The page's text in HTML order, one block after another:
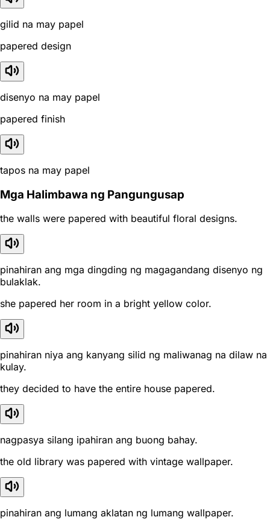
gilid na may papel
papered design
disenyo na may papel
papered finish
tapos na may papel
Mga Halimbawa ng Pangungusap
the walls were papered with beautiful floral designs.
pinahiran ang mga dingding ng magagandang disenyo ng
bulaklak.
she papered her room in a bright yellow color.
pinahiran niya ang kanyang silid ng maliwanag na dilaw na
kulay.
they decided to have the entire house papered.
nagpasya silang ipahiran ang buong bahay.
the old library was papered with vintage wallpaper.
pinahiran ang lumang aklatan ng lumang wallpaper.